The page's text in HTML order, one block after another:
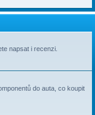
napsat i recenzi.
do auta, co koupit